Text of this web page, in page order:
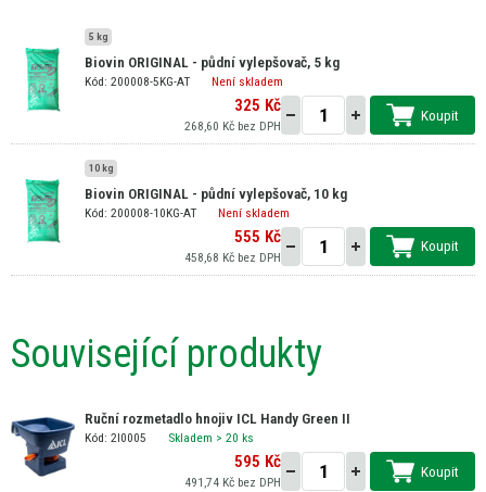
5 kg
Biovin ORIGINAL - půdní vylepšovač, 5 kg
Kód: 200008-5KG-AT Není skladem
325 Kč
268,60 Kč bez DPH
Koupit
10 kg
Biovin ORIGINAL - půdní vylepšovač, 10 kg
Kód: 200008-10KG-AT Není skladem
555 Kč
458,68 Kč bez DPH
Koupit
Související produkty
Ruční rozmetadlo hnojiv ICL Handy Green II
Kód: 2I0005 Skladem > 20 ks
595 Kč
491,74 Kč bez DPH
Koupit